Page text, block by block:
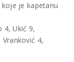
je kapetanu
4, Ukić 9,
4,